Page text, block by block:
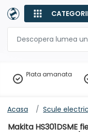
CATEGORII
Plata amanata
Acasa Scule
Makita HS301DSME